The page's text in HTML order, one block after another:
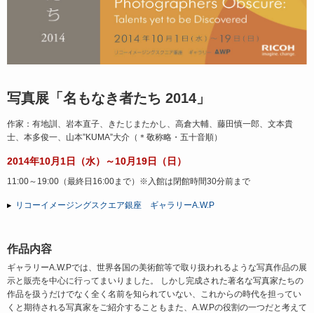
写真展「名もなき者たち 2014」
作家：有地訓、岩本直子、きたじまたかし、高倉大輔、藤田慎一郎、文本貴
士、本多俊一、山本”KUMA”大介（＊敬称略・五十音順）
2014年10月1日（水）～10月19日（日）
11:00～19:00（最終日16:00まで）※入館は閉館時間30分前まで
リコーイメージングスクエア銀座 ギャラリーA.W.P
作品内容
ギャラリーA.W.Pでは、世界各国の美術館等で取り扱われるような写真作品の展
示と販売を中心に行ってまいりました。 しかし完成された著名な写真家たちの
作品を扱うだけでなく全く名前を知られていない、これからの時代を担ってい
くと期待される写真家をご紹介することもまた、A.W.Pの役割の一つだと考えて